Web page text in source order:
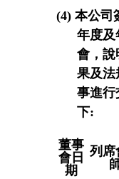
(4) 本公司
年度及
會，說
果及法
事進行
下:
董事
會日
期
列席